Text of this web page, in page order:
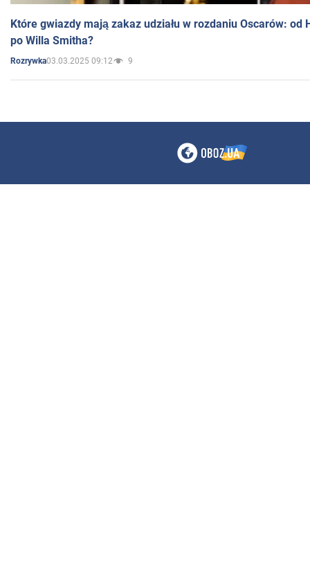
Które gwiazdy mają zakaz udziału w rozdaniu Oscarów: od
po Willa Smitha?
Rozrywka03.03.2025 09:12 9